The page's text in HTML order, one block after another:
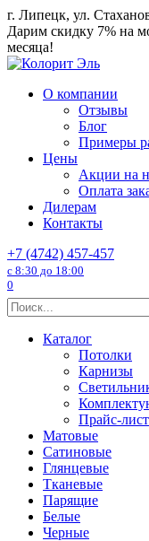
Перейти
к
содержанию
г. Липецк, ул.
Дарим скидку 7% на
месяца!
О компании
Отзывы
Блог
Примеры
Цены
Акции на
Оплата
Дилерам
Контакты
+7 (4742) 457-457
с 8:30 до 18:00
0
Search
for:
Каталог
Потолки
Карнизы
Прайс-лист
Матовые
Сатиновые
Глянцевые
Тканевые
Парящие
Белые
Черные